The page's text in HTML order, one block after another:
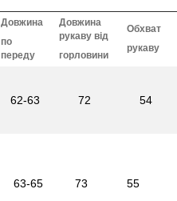
Довжина
по
переду
Довжина
рукаву від
горловини
Обхват
рукаву
62-63 72 54
63-65 73 55